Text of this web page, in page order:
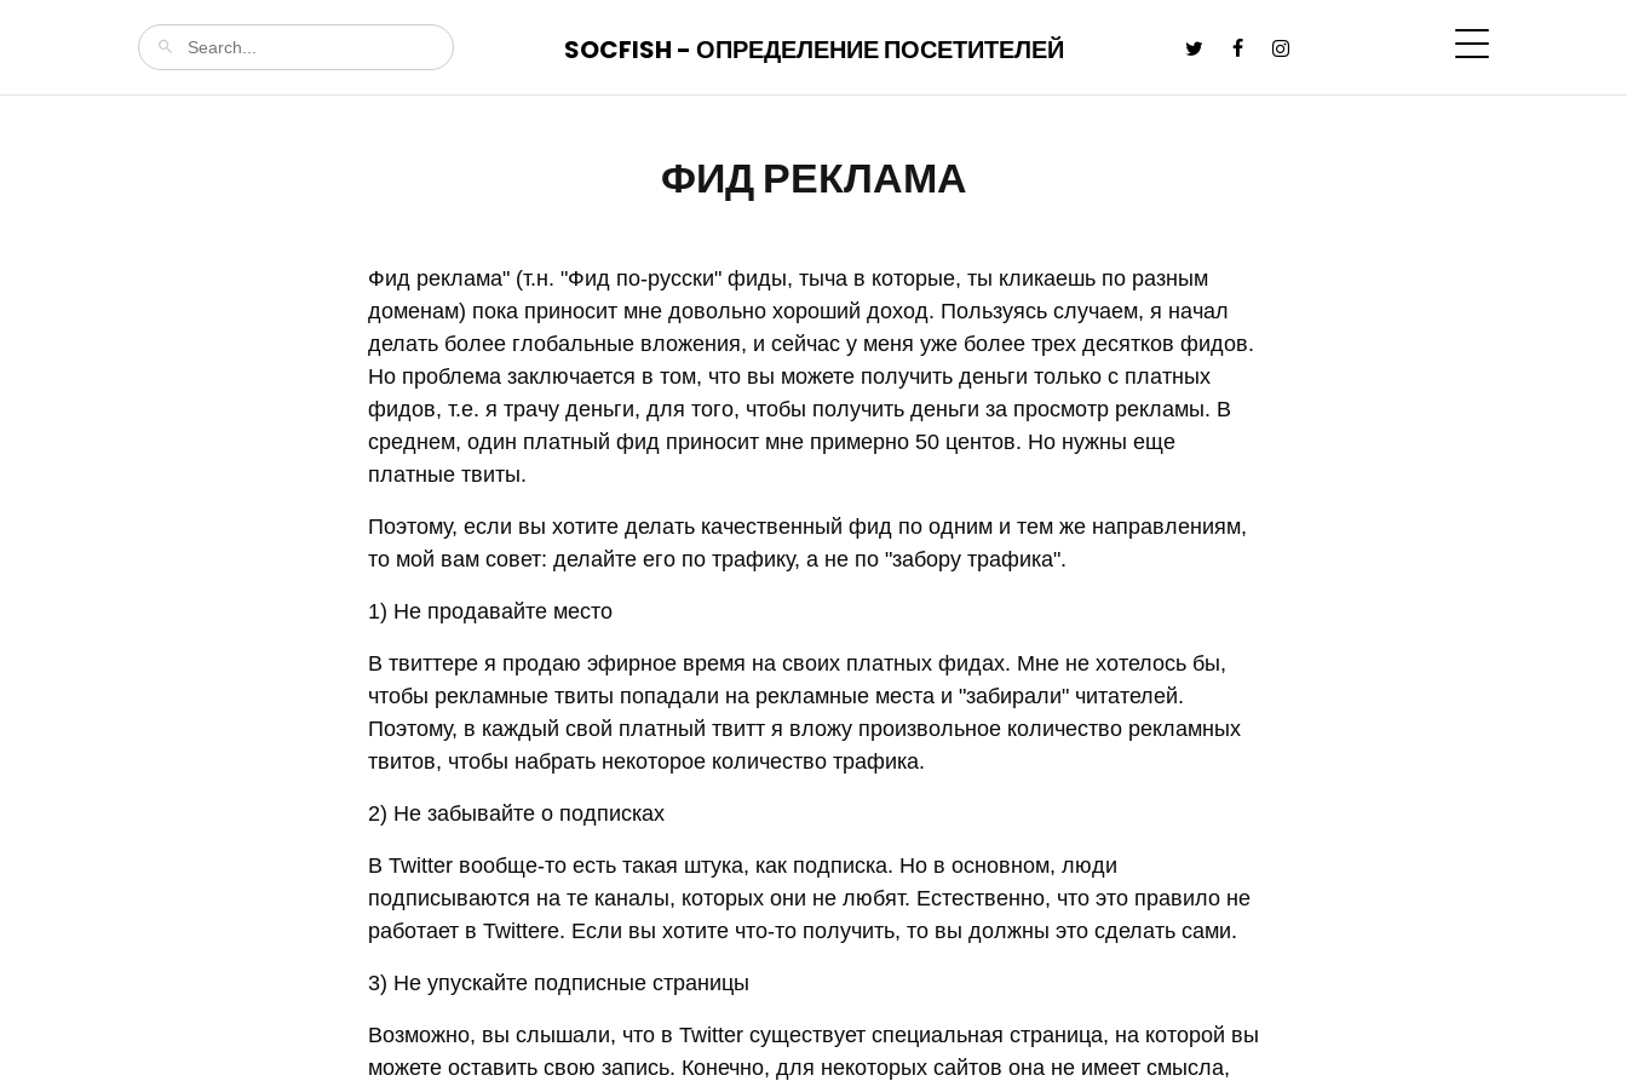
SOCFISH - ОПРЕДЕЛЕНИЕ ПОСЕТИТЕЛЕЙ
ФИД РЕКЛАМА
Фид реклама" (т.н. "Фид по-русски" фиды, тыча в которые, ты кликаешь по разным
доменам) пока приносит мне довольно хороший доход. Пользуясь случаем, я начал
делать более глобальные вложения, и сейчас у меня уже более трех десятков фидов.
Но проблема заключается в том, что вы можете получить деньги только с платных
фидов, т.е. я трачу деньги, для того, чтобы получить деньги за просмотр рекламы. В
среднем, один платный фид приносит мне примерно 50 центов. Но нужны еще
платные твиты.
Поэтому, если вы хотите делать качественный фид по одним и тем же направлениям,
то мой вам совет: делайте его по трафику, а не по "забору трафика".
1) Не продавайте место
В твиттере я продаю эфирное время на своих платных фидах. Мне не хотелось бы,
чтобы рекламные твиты попадали на рекламные места и "забирали" читателей.
Поэтому, в каждый свой платный твитт я вложу произвольное количество рекламных
твитов, чтобы набрать некоторое количество трафика.
2) Не забывайте о подписках
В Twitter вообще-то есть такая штука, как подписка. Но в основном, люди
подписываются на те каналы, которых они не любят. Естественно, что это правило не
работает в Twitterе. Если вы хотите что-то получить, то вы должны это сделать сами.
3) Не упускайте подписные страницы
Возможно, вы слышали, что в Twitter существует специальная страница, на которой вы
можете оставить свою запись. Конечно, для некоторых сайтов она не имеет смысла,